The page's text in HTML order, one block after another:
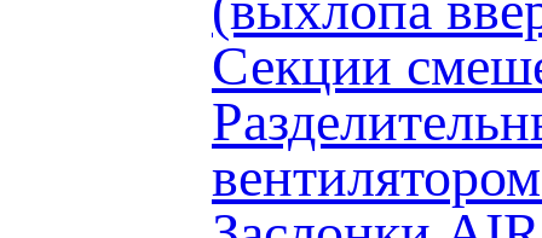
Секции